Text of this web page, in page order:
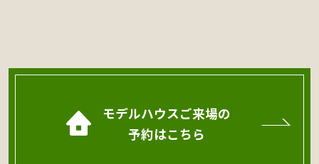
モデルハウスご来場の
予約はこちら